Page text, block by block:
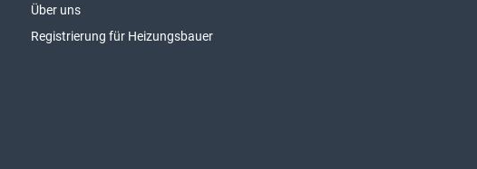
Über uns
Registrierung für Heizungsbauer